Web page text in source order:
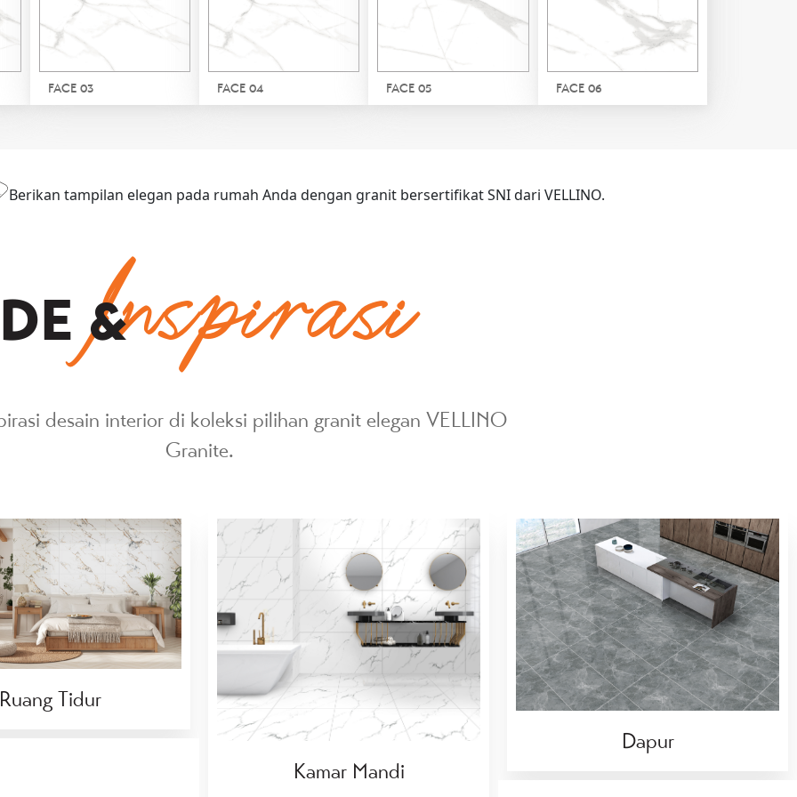
FACE 03 FACE 04 FACE 05 FACE 06
Berikan tampilan elegan pada rumah Anda dengan granit bersertifikat SNI dari VELLINO.
Ruang Tamu
&
Inspirasi
desain interior di koleksi pilihan granit elegan VELLINO
Granite.
Ruang Tidur
Kamar Mandi
Dapur